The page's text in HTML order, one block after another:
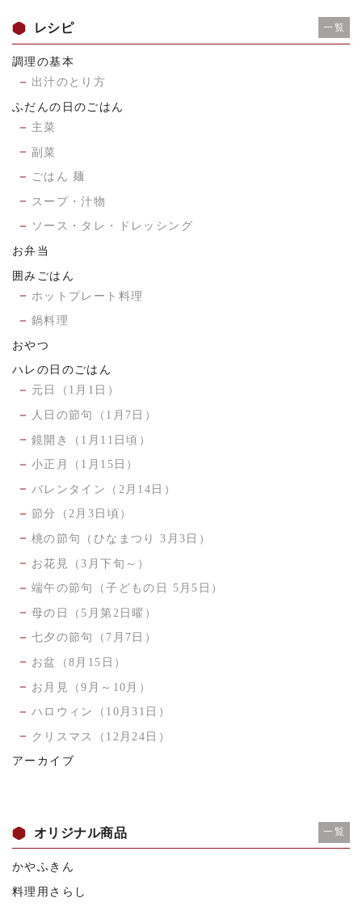
レシピ 一覧
調理の基本
出汁のとり方
ふだんの日のごはん
主菜
副菜
ごはん 麺
スープ・汁物
ソース・タレ・ドレッシング
お弁当
囲みごはん
ホットプレート料理
鍋料理
おやつ
ハレの日のごはん
元日（1月1日）
人日の節句（1月7日）
鏡開き（1月11日頃）
小正月（1月15日）
バレンタイン（2月14日）
節分（2月3日頃）
桃の節句（ひなまつり 3月3日）
お花見（3月下旬～）
端午の節句（子どもの日 5月5日）
母の日（5月第2日曜）
七夕の節句（7月7日）
お盆（8月15日）
お月見（9月～10月）
ハロウィン（10月31日）
クリスマス（12月24日）
アーカイブ
オリジナル商品 一覧
かやふきん
料理用さらし